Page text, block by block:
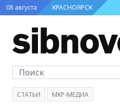
08 августа КРАСНОЯРСК
СТАТЬИ МКР-МЕДИА